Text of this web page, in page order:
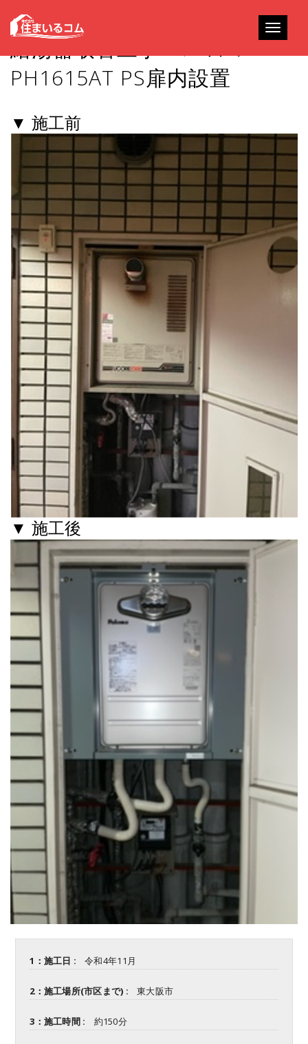
Toggle
給湯器取替工事 – パロマ
PH1615AT PS扉内設置
▼ 施工前
▼ 施工後
1：施工日 : 令和4年11月
2：施工場所(市区まで) : 東大阪市
3：施工時間 : 約150分